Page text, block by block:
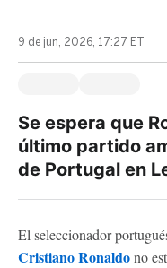
9 de jun, 2026, 17:27 ET
Se espera que
último partido
de Portugal en
El seleccionador
Cristiano Ronaldono